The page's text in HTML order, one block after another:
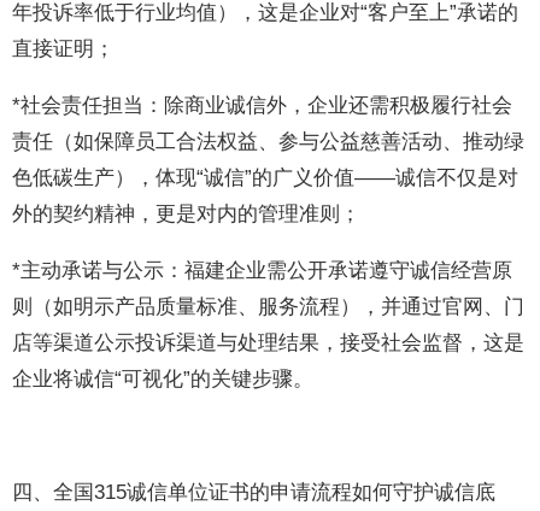
年投诉率低于行业均值），这是企业对“客户至上”承诺的
直接证明；
*社会责任担当：除商业诚信外，企业还需积极履行社会
责任（如保障员工合法权益、参与公益慈善活动、推动绿
色低碳生产），体现“诚信”的广义价值——诚信不仅是对
外的契约精神，更是对内的管理准则；
*主动承诺与公示：福建企业需公开承诺遵守诚信经营原
则（如明示产品质量标准、服务流程），并通过官网、门
店等渠道公示投诉渠道与处理结果，接受社会监督，这是
企业将诚信“可视化”的关键步骤。
四、全国315诚信单位证书的申请流程如何守护诚信底